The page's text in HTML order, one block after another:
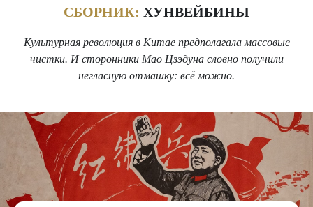
СБОРНИК: ХУНВЕЙБИНЫ
Культурная революция в Китае предполагала массовые
чистки. И сторонники Мао Цзэдуна словно получили
негласную отмашку: всё можно.